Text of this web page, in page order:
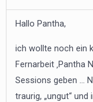
Hallo Pantha,
ich wollte noch ein
Fernarbeit ‚Pantha
Sessions geben …
traurig, „ungut“